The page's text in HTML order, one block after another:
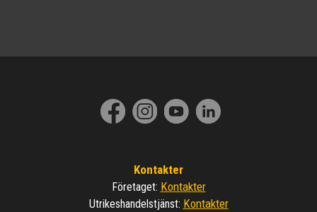
Kontakter
Företaget: Kontakter
Utrikeshandelstjänst: Kontakter